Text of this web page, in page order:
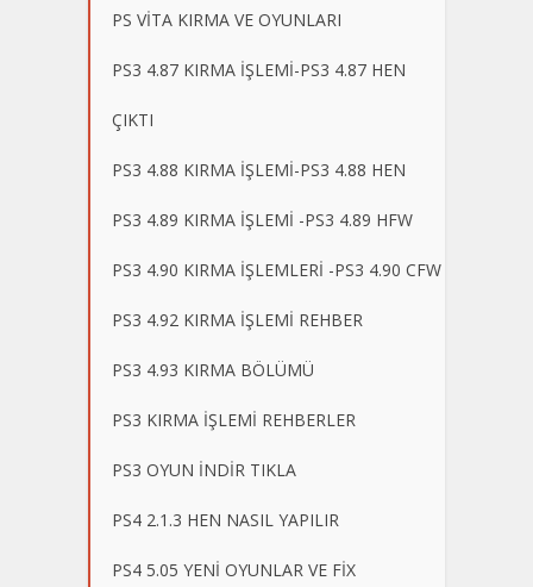
PS VİTA KIRMA VE OYUNLARI
PS3 4.87 KIRMA İŞLEMİ-PS3 4.87 HEN
ÇIKTI
PS3 4.88 KIRMA İŞLEMİ-PS3 4.88 HEN
PS3 4.89 KIRMA İŞLEMİ -PS3 4.89 HFW
PS3 4.90 KIRMA İŞLEMLERİ -PS3 4.90 CFW
PS3 4.92 KIRMA İŞLEMİ REHBER
PS3 4.93 KIRMA BÖLÜMÜ
PS3 KIRMA İŞLEMİ REHBERLER
PS3 OYUN İNDİR TIKLA
PS4 2.1.3 HEN NASIL YAPILIR
PS4 5.05 YENİ OYUNLAR VE FİX